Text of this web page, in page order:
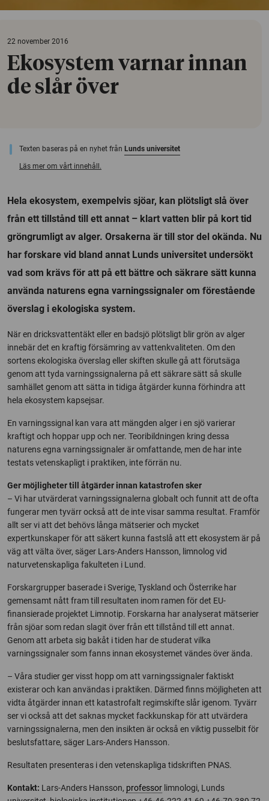
22 november 2016
Ekosystem varnar innan
de slår över
Texten baseras på en nyhet från Lunds universitet
Läs mer om vårt innehåll.
Hela ekosystem, exempelvis sjöar, kan plötsligt slå över
från ett tillstånd till ett annat – klart vatten blir på kort tid
gröngrumligt av alger. Orsakerna är till stor del okända. Nu
har forskare vid bland annat Lunds universitet undersökt
vad som krävs för att på ett bättre och säkrare sätt kunna
använda naturens egna varningssignaler om förestående
överslag i ekologiska system.
När en dricksvattentäkt eller en badsjö plötsligt blir grön av alger
innebär det en kraftig försämring av vattenkvaliteten. Om den
sortens ekologiska överslag eller skiften skulle gå att förutsäga
genom att tyda varningssignalerna på ett säkrare sätt så skulle
samhället genom att sätta in tidiga åtgärder kunna förhindra att
hela ekosystem kapsejsar.
En varningssignal kan vara att mängden alger i en sjö varierar
kraftigt och hoppar upp och ner. Teoribildningen kring dessa
naturens egna varningssignaler är omfattande, men de har inte
testats vetenskapligt i praktiken, inte förrän nu.
Ger möjligheter till åtgärder innan katastrofen sker
– Vi har utvärderat varningssignalerna globalt och funnit att de ofta
fungerar men tyvärr också att de inte visar samma resultat. Framför
allt ser vi att det behövs långa mätserier och mycket
expertkunskaper för att säkert kunna fastslå att ett ekosystem är på
väg att välta över, säger Lars-Anders Hansson, limnolog vid
naturvetenskapliga fakulteten i Lund.
Forskargrupper baserade i Sverige, Tyskland och Österrike har
gemensamt nått fram till resultaten inom ramen för det EU-
finansierade projektet Limnotip. Forskarna har analyserat mätserier
från sjöar som redan slagit över från ett tillstånd till ett annat.
Genom att arbeta sig bakåt i tiden har de studerat vilka
varningssignaler som fanns innan ekosystemet vändes över ända.
– Våra studier ger visst hopp om att varningssignaler faktiskt
existerar och kan användas i praktiken. Därmed finns möjligheten att
vidta åtgärder innan ett katastrofalt regimskifte slår igenom. Tyvärr
ser vi också att det saknas mycket fackkunskap för att utvärdera
varningssignalerna, men den insikten är också en viktig pusselbit för
beslutsfattare, säger Lars-Anders Hansson.
Resultaten presenteras i den vetenskapliga tidskriften PNAS.
Kontakt: Lars-Anders Hansson, professor limnologi, Lunds